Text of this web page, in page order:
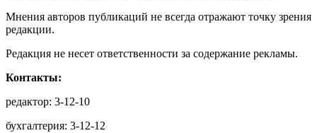
Мнения авторов публикаций не всегда отражают точку зрения
редакции.
Редакция не несет ответственности за содержание рекламы.
Контакты:
редактор: 3-12-10
бухгалтерия: 3-12-12